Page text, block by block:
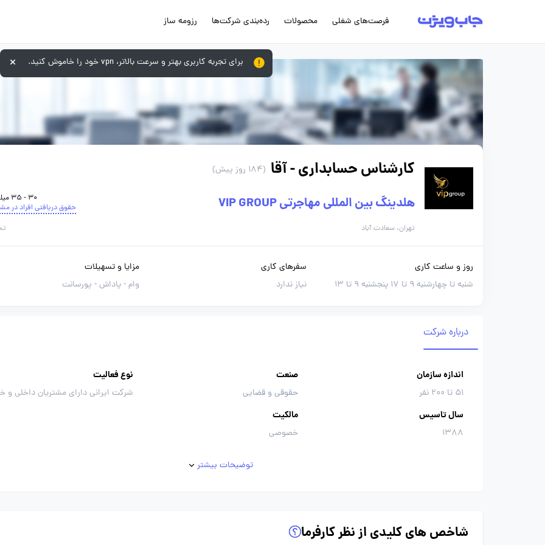
فرصت‌های شغلی محصولات رده‌بندی شرکت‌ها رزومه ساز
کارشناس حسابداری - آقا (184 روز پیش)
هلدینگ بین المللی مهاجرتی VIP GROUP
30 - 35 میلیون تومان
حقوق دریافتی افراد در
تهران، سعادت آباد
روز و ساعت کاری
شنبه تا چهارشنبه 9 تا 17 پنجشنبه 9 تا 13
سفرهای کاری
نیاز ندارد
مزایا و تسهیلات
وام - پاداش - پورسانت
درباره شرکت
اندازه سازمان
51 تا 200 نفر
صنعت
حقوقی و قضایی
نوع فعالیت
شرکت ایرانی دارای مشتریان داخلی و
سال تاسیس
1388
مالکیت
خصوصی
توضیحات بیشتر
شاخص های کلیدی از نظر کارفرما
برای تجربه کاربری بهتر و سرعت بالاتر، vpn خود را خاموش کنید.